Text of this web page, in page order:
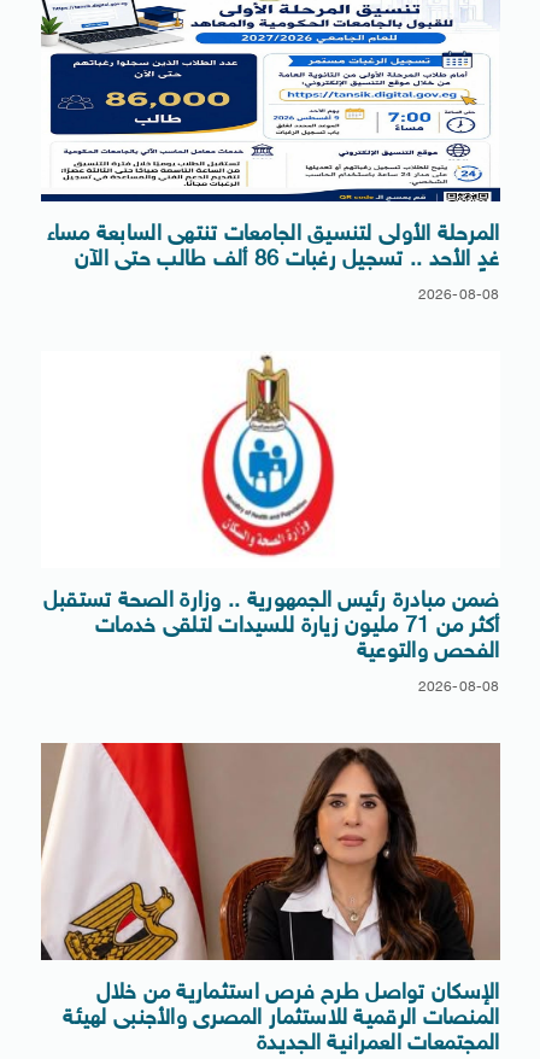
المرحلة الأولى لتنسيق الجامعات تنتهى السابعة مساء
غدٍ الأحد .. تسجيل رغبات 86 ألف طالب حتى الآن
2026-08-08
ضمن مبادرة رئيس الجمهورية .. وزارة الصحة تستقبل
أكثر من 71 مليون زيارة للسيدات لتلقى خدمات
الفحص والتوعية
2026-08-08
الإسكان تواصل طرح فرص استثمارية من خلال
المنصات الرقمية للاستثمار المصرى والأجنبى لهيئة
المجتمعات العمرانية الجديدة